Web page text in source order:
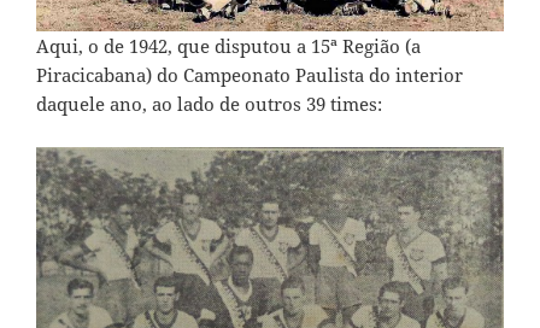
Aqui, o de 1942, que disputou a 15ª Região (a
Piracicabana) do Campeonato Paulista do interior
daquele ano, ao lado de outros 39 times: